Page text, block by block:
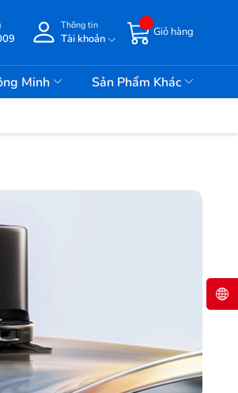
Thông tin
Tài khoản
Giỏ hàng
Minh Sản Phẩm Khác